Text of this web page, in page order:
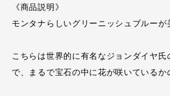
《商品説明》
モンタナらしいグリーニッシュブルーが
こちらは世界的に有名なジョンダイヤ氏
で、まるで宝石の中に花が咲いているか